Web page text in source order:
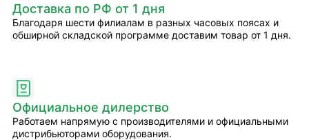
Доставка по РФ от 1 дня
Благодаря шести филиалам в разных часовых поясах и
обширной складской программе доставим товар от 1 дня.
Официальное дилерство
Работаем напрямую с производителями и официальными
дистрибьюторами оборудования.